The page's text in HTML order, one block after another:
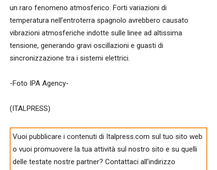
un raro fenomeno atmosferico. Forti variazioni di
temperatura nell’entroterra spagnolo avrebbero causato
vibrazioni atmosferiche indotte sulle linee ad altissima
tensione, generando gravi oscillazioni e guasti di
sincronizzazione tra i sistemi elettrici.
-Foto IPA Agency-
(ITALPRESS)
Vuoi pubblicare i contenuti di Italpress.com sul tuo sito web
o vuoi promuovere la tua attività sul nostro sito e su quelli
delle testate nostre partner? Contattaci all'indirizzo